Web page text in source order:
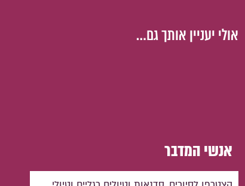
אולי יעניין אותך גם…
אנשי המדבר